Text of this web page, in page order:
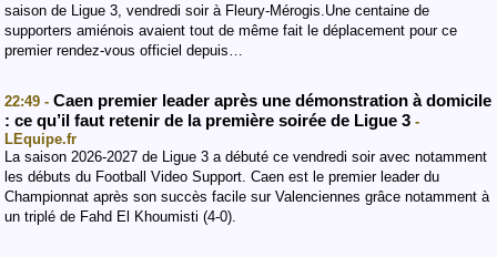
saison de Ligue 3, vendredi soir à Fleury-Mérogis.Une centaine de
supporters amiénois avaient tout de même fait le déplacement pour ce
premier rendez-vous officiel depuis…
22:49 - Caen premier leader après une démonstration à domicile
: ce qu’il faut retenir de la première soirée de Ligue 3 -
LEquipe.fr
La saison 2026-2027 de Ligue 3 a débuté ce vendredi soir avec notamment
les débuts du Football Video Support. Caen est le premier leader du
Championnat après son succès facile sur Valenciennes grâce notamment à
un triplé de Fahd El Khoumisti (4-0).